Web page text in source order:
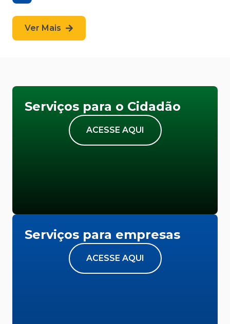
Ver Mais
Serviços para o Cidadão
ACESSE AQUI
Serviços para empresas
ACESSE AQUI